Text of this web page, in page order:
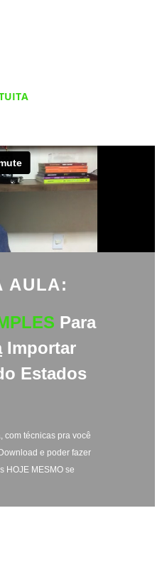
AULA:
Para
Importar
Estados
com técnicas pra você
e poder fazer
HOJE MESMO se